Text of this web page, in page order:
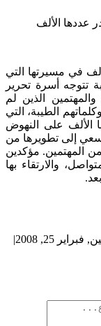
عددها الألف
في مسيرتها التي
وبهذه المناسبة تتوجه أسرة تحرير
الذين لم
الطيبة، التي
الألف على النهوض
إلى تطويرها من
المهتمين. مؤكدين
والارتقاء بها
فبراير 25, 2008
|